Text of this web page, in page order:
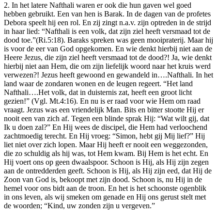
2. In het latere Nafthali waren er ook die hun gaven wel goed
hebben gebruikt. Een van hen is Barak. In de dagen van de profetes
Debora speelt hij een rol. En zij zingt n.a.v. zijn optreden in de strijd
in haar lied: “Nafthali is een volk, dat zijn ziel heeft versmaad tot de
dood toe.”(Ri.5:18). Baraks spreken was geen mooipraterij. Maar hij
is voor de eer van God opgekomen. En wie denkt hierbij niet aan de
Heere Jezus, die zijn ziel heeft versmaad tot de dood?! Ja, wie denkt
hierbij niet aan Hem, die om zijn liefelijk woord naar het kruis werd
verwezen?! Jezus heeft gewoond en gewandeld in….Nafthali. In het
land waar de zondaren wonen en de leugen regeert. “Het land
Nafthali….Het volk, dat in duisternis zat, heeft een groot licht
gezien!” (Vgl. Mt.4:16). En nu is er raad voor wie Hem om raad
vraagt. Jezus was een vriendelijk Man. Bits en bitter stootte Hij er
nooit een van zich af. Tegen een blinde sprak Hij: “Wat wilt gij, dat
Ik u doen zal?” En Hij wees de discipel, die Hem had verloochend
zachtmoedig terecht. En Hij vroeg: “Simon, hebt gij Mij lief?” Hij
liet niet over zich lopen. Maar Hij heeft er nooit een weggezonden,
die zo schuldig als hij was, tot Hem kwam. Bij Hem is het echt. En
Hij voert ons op geen dwaalspoor. Schoon is Hij, als Hij zijn zegen
aan de ontredderden geeft. Schoon is Hij, als Hij zijn eed, dat Hij de
Zoon van God is, bekoopt met zijn dood. Schoon is, nu Hij in de
hemel voor ons bidt aan de troon. En het is het schoonste ogenblik
in ons leven, als wij smeken om genade en Hij ons gerust stelt met
de woorden; “Kind, uw zonden zijn u vergeven.”